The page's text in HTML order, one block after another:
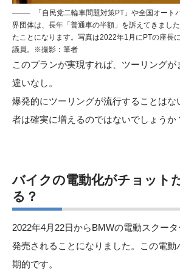
「自民党二輪車問題対策PT」や全国オート
界団体は、長年「普通車の半額」を訴えてきまし
たことになります。写真は2022年1月にPTの座長
議員。※撮影：筆者
このプランが実現すれば、ツーリングが
違いなし。
爆発的にツーリングが流行することはな
者は確実に増えるのではないでしょうか
バイクの電動化がチョット
る？
2022年4月22日からBMWの電動スクー
発売されることになりました。この電動
期的です。